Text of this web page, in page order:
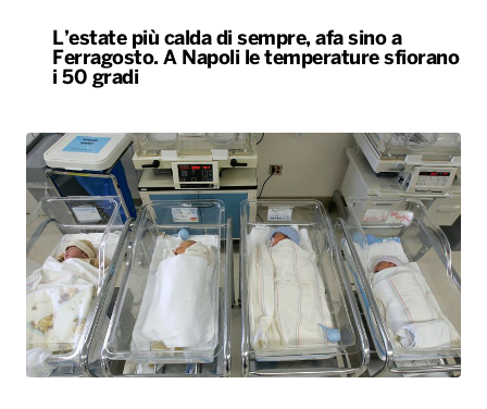
L’estate più calda di sempre, afa sino a
Ferragosto. A Napoli le temperature sfiorano
i 50 gradi